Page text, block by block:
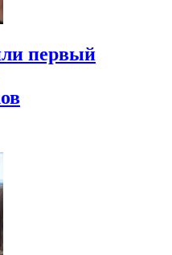
первый